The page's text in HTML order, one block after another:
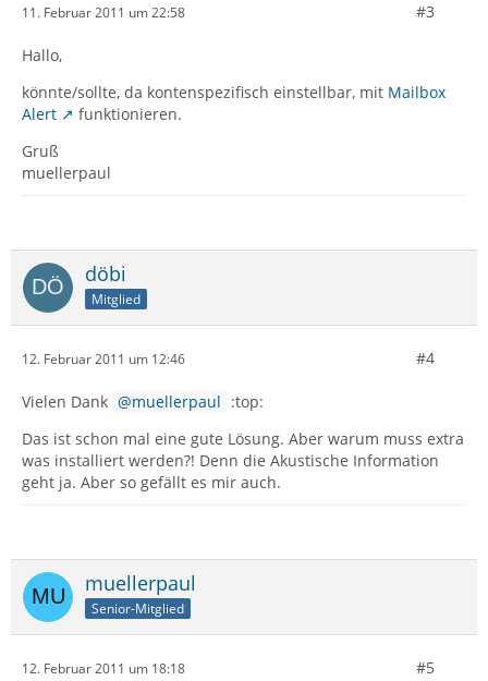
11. Februar 2011 um 22:58 #3
Hallo,
könnte/sollte, da kontenspezifisch einstellbar, mit Mailbox
Alert
funktionieren.
Gruß
muellerpaul
döbi
Mitglied
12. Februar 2011 um 12:46 #4
Vielen Dank muellerpaul :top:
Das ist schon mal eine gute Lösung. Aber warum muss extra
was installiert werden?! Denn die Akustische Information
geht ja. Aber so gefällt es mir auch.
muellerpaul
Senior-Mitglied
12. Februar 2011 um 18:18 #5